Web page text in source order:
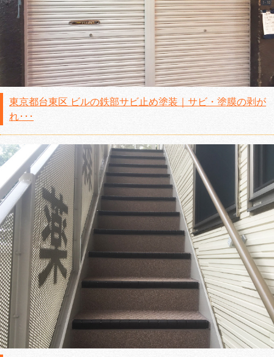
東京都台東区 ビルの鉄部サビ止め塗装｜サビ・塗膜の剥が
れ･･･